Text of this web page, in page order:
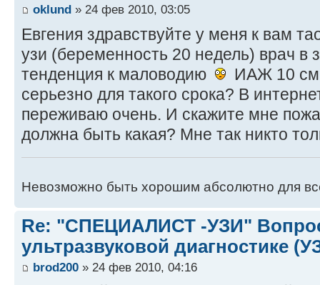
oklund » 24 фев 2010, 03:05
Евгения здравствуйте у меня к вам
узи (беременность 20 недель) врач в
тенденция к маловодию
ИАЖ 10 см,
серьезно для такого срока? В
переживаю очень. И скажите мне
должна быть какая? Мне так никто
Невозможно быть хорошим абсолютно для
Re: "СПЕЦИАЛИСТ -УЗИ"
ультразвуковой диагностике
brod200 » 24 фев 2010, 04:16